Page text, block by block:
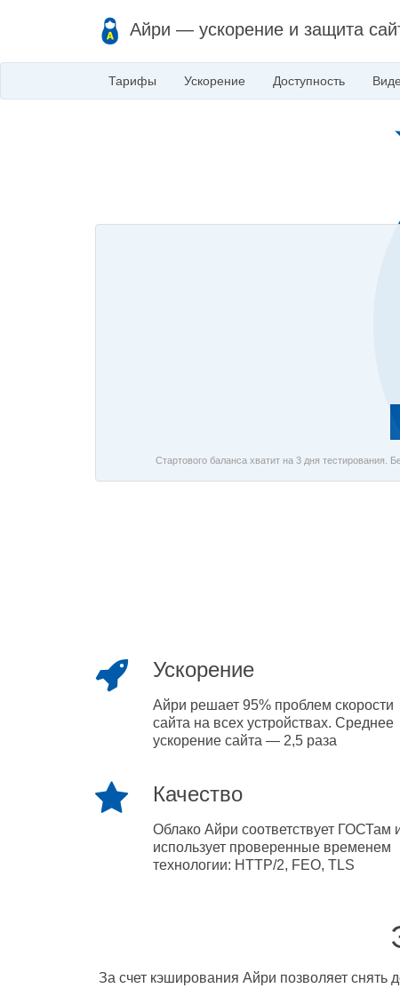
Айри — ускорение и защита
Тарифы Ускорение Доступность
Стартового баланса хватит на 3 дня тестирования.
Ускорение
Айри решает 95% проблем скорости
сайта на всех устройствах. Среднее
ускорение сайта — 2,5 раза
Качество
Облако Айри соответствует ГОСТам
использует проверенные временем
технологии: HTTP/2, FEO, TLS
За счет кэширования Айри позволяет снять